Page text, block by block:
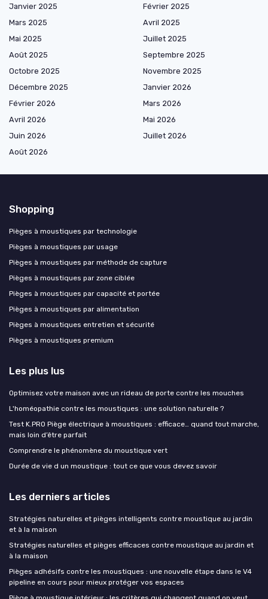
Janvier 2025
Février 2025
Mars 2025
Avril 2025
Mai 2025
Juillet 2025
Août 2025
Septembre 2025
Octobre 2025
Novembre 2025
Décembre 2025
Janvier 2026
Février 2026
Mars 2026
Avril 2026
Mai 2026
Juin 2026
Juillet 2026
Août 2026
Shopping
Pièges à moustiques par technologie
Pièges à moustiques par usage
Pièges à moustiques par méthode de capture
Pièges à moustiques par zone ciblée
Pièges à moustiques par capacité et portée
Pièges à moustiques par alimentation
Pièges à moustiques entretien et sécurité
Pièges à moustiques premium
Les plus lus
Optimisez votre maison avec un rideau de porte contre les mouches
L'homéopathie contre les moustiques : une solution naturelle ?
Test K.PRO Piège électrique à moustiques : efficace… quand tout marche,
mais loin d’être parfait
Comprendre le phénomène du moustique vert
Durée de vie d un moustique : tout ce que vous devez savoir
Les derniers articles
Stratégies naturelles et pièges intelligents contre moustique au jardin
et à la maison
Stratégies naturelles et pièges efficaces contre moustique au jardin et
à la maison
Pièges adhésifs contre les moustiques : une nouvelle étape dans le V4
pipeline en cours pour mieux protéger vos espaces